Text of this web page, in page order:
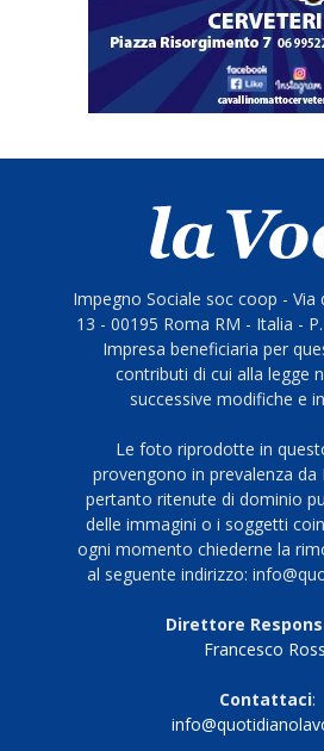
Impegno Sociale soc coop - Via
13 - 00195 Roma RM - Italia -
Impresa beneficiaria per
contributi di cui alla legge
successive modifiche e
Le foto riprodotte in
provengono in prevalenza
pertanto ritenute di dominio
delle immagini o i soggetti
ogni momento chiederne la
al seguente indirizzo:
Direttore
Francesco
Contattaci: